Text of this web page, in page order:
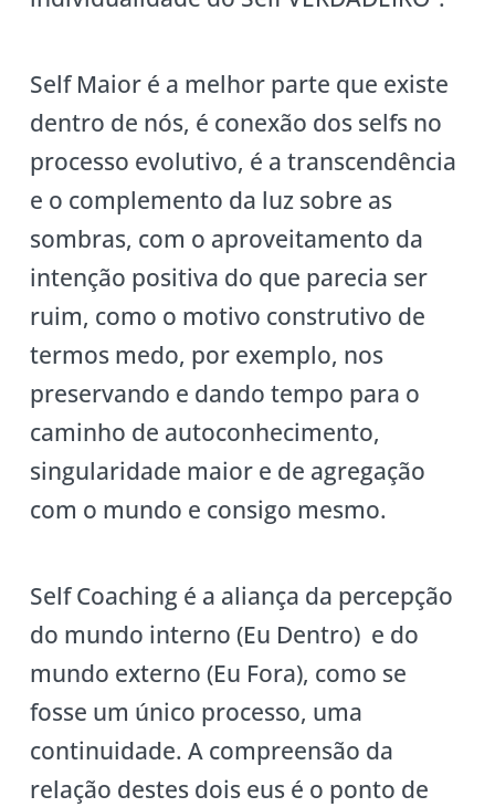
Self Maior é a melhor parte que existe
dentro de nós, é conexão dos selfs no
processo evolutivo, é a transcendência
e o complemento da luz sobre as
sombras, com o aproveitamento da
intenção positiva do que parecia ser
ruim, como o motivo construtivo de
termos medo, por exemplo, nos
preservando e dando tempo para o
caminho de autoconhecimento,
singularidade maior e de agregação
com o mundo e consigo mesmo.
Self Coaching é a aliança da percepção
do mundo interno (Eu Dentro) e do
mundo externo (Eu Fora), como se
fosse um único processo, uma
continuidade. A compreensão da
relação destes dois eus é o ponto de